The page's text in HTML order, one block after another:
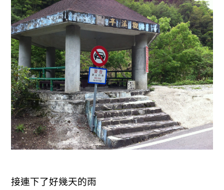
接連下了好幾天的雨